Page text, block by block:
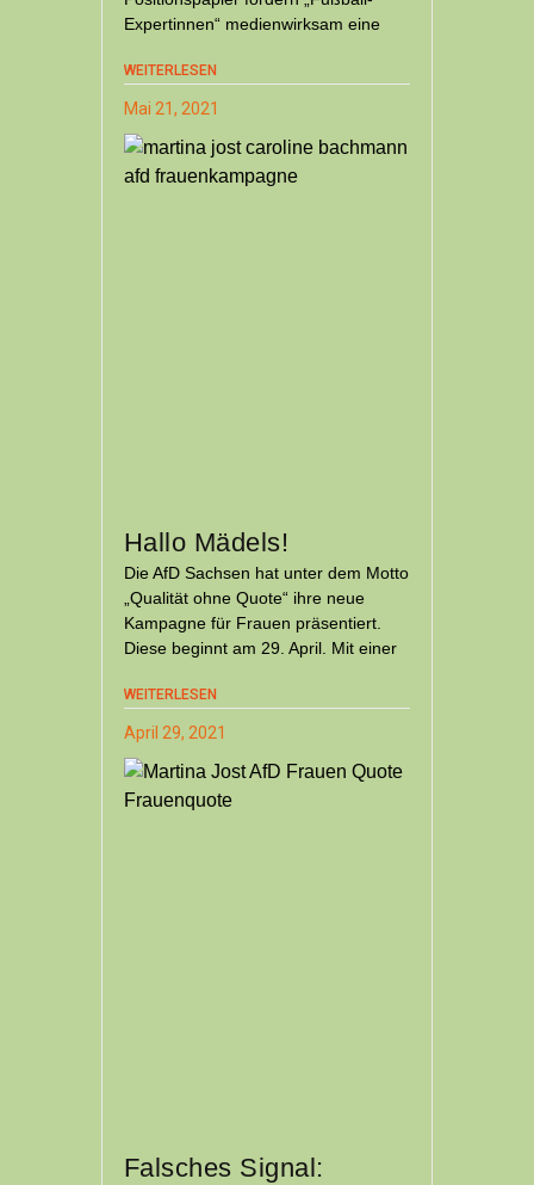
Expertinnen“ medienwirksam eine
WEITERLESEN
Mai 21, 2021
Hallo Mädels!
Die AfD Sachsen hat unter dem Motto
„Qualität ohne Quote“ ihre neue
Kampagne für Frauen präsentiert.
Diese beginnt am 29. April. Mit einer
WEITERLESEN
April 29, 2021
Falsches Signal: